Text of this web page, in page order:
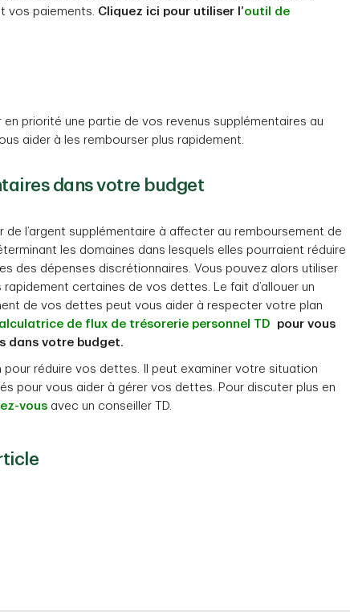
vos paiements. Cliquez ici pour utiliser l’outil de
priorité une partie de vos revenus supplémentaires au
aider à les rembourser plus rapidement.
dans votre budget
l’argent supplémentaire à affecter au remboursement de
les domaines dans lesquels elles pourraient réduire
des dépenses discrétionnaires. Vous pouvez alors utiliser
certaines de vos dettes. Le fait d’allouer un
de vos dettes peut vous aider à respecter votre plan
de flux de trésorerie personnel TD
pour vous
dans votre budget.
pour réduire vos dettes. Il peut examiner votre situation
pour vous aider à gérer vos dettes. Pour discuter plus en
vous avec un conseiller TD.